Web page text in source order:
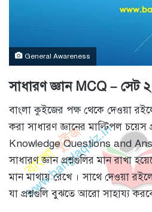
General Awareness
সাধারণ জ্ঞান MCQ – সেট
বাংলা কুইজের পক্ষ থেকে দেওয়া
করা সাধারণ জ্ঞানের মাল্টিপল চয়েস
Knowledge Questions and
সাধারণ জ্ঞান প্রশ্নগুলির মান রাখা
মান মাথায় রেখে । সাথে দেওয়া রইলো
যা প্রশ্নগুলি বুঝতে আরো সাহায্য